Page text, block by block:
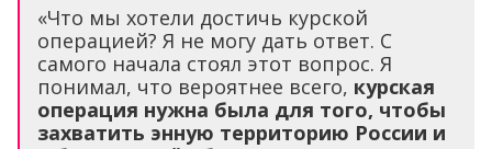
«Что мы хотели достичь курской
операцией? Я не могу дать ответ. С
самого начала стоял этот вопрос. Я
понимал, что вероятнее всего, курская
операция нужна была для того, чтобы
захватить энную территорию России и